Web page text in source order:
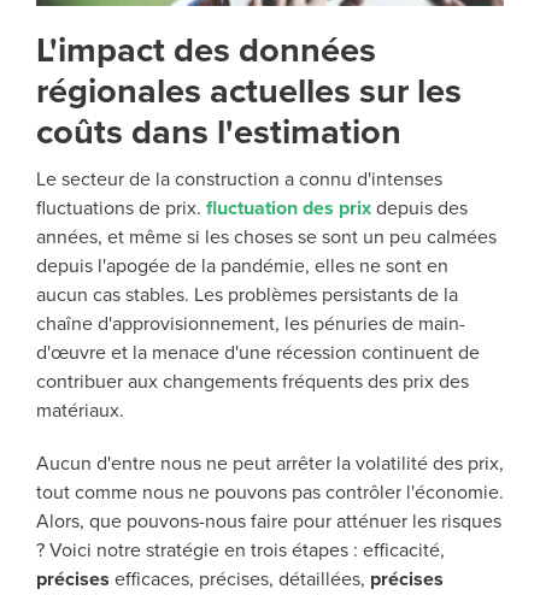
L'impact des données
régionales actuelles sur les
coûts dans l'estimation
Le secteur de la construction a connu d'intenses
fluctuations de prix. fluctuation des prix depuis des
années, et même si les choses se sont un peu calmées
depuis l'apogée de la pandémie, elles ne sont en
aucun cas stables. Les problèmes persistants de la
chaîne d'approvisionnement, les pénuries de main-
d'œuvre et la menace d'une récession continuent de
contribuer aux changements fréquents des prix des
matériaux.
Aucun d'entre nous ne peut arrêter la volatilité des prix,
tout comme nous ne pouvons pas contrôler l'économie.
Alors, que pouvons-nous faire pour atténuer les risques
? Voici notre stratégie en trois étapes : efficacité,
précises efficaces, précises, détaillées, précises